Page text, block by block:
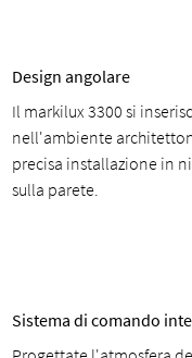
Design angolare
Il markilux 3300 si
nell'ambiente
precisa installazione in
sulla parete.
Sistema di comando